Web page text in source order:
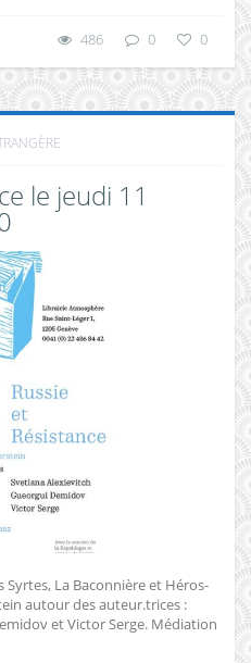
486 0 0
le jeudi 11
La Baconnière et Héros-
autour des auteur.trices :
et Victor Serge. Médiation